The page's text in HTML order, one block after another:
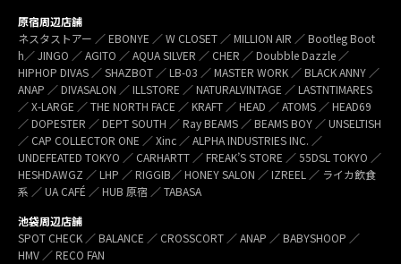
原宿周辺店舗
ネスタストアー ／ EBONYE ／ W CLOSET ／ MILLION AIR ／ Bootleg Boot
h／ JINGO ／ AGITO ／ AQUA SILVER ／ CHER ／ Doubble Dazzle ／
HIPHOP DIVAS ／ SHAZBOT ／ LB-03 ／ MASTER WORK ／ BLACK ANNY ／
ANAP ／ DIVASALON ／ ILLSTORE ／ NATURALVINTAGE ／ LASTNTIMARES
／ X-LARGE ／ THE NORTH FACE ／ KRAFT ／ HEAD ／ ATOMS ／ HEAD69
／ DOPESTER ／ DEPT SOUTH ／ Ray BEAMS ／ BEAMS BOY ／ UNSELTISH
／ CAP COLLECTOR ONE ／ Xinc ／ ALPHA INDUSTRIES INC. ／
UNDEFEATED TOKYO ／ CARHARTT ／ FREAK’S STORE ／ 55DSL TOKYO ／
HESHDAWGZ ／ LHP ／ RIGGIB／ HONEY SALON ／ IZREEL ／ ライカ飲食
系 ／ UA CAFÉ ／ HUB 原宿 ／ TABASA
池袋周辺店舗
SPOT CHECK ／ BALANCE ／ CROSSCORT ／ ANAP ／ BABYSHOOP ／
HMV ／ RECO FAN